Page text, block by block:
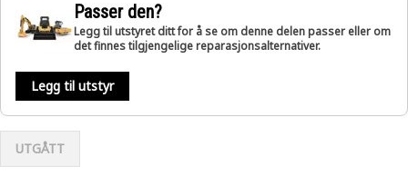
Passer den?
Legg til utstyret ditt for å se om denne delen passer eller om
det finnes tilgjengelige reparasjonsalternativer.
Legg til utstyr
UTGÅTT